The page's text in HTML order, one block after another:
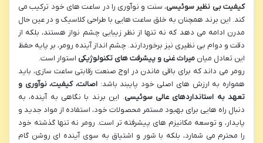
کیفیت بی نظیر سوئیسی، سنت و نوآوری را در ساعت های خود ترکیب می
کند. این برند همچنان به خلق ساعت هایی با طراحی کلاسیک و در عین حال
مدرن ادامه می دهد که نه تنها از نظر زیبایی چشم نواز هستند، بلکه از
دقت و دوام بی نظیری نیز برخوردارند. چشم انداز آینده رومر، بر پایه حفظ
این تعادل میان میراث غنی و پیشرفت های تکنولوژیکی استوار است.
رومر می داند که برای باقی ماندن در اوج صنعت رقابتی ساعت سازی، باید
همواره به ارزش های اصلی خود پایبند باشد:اصالت، کیفیت، نوآوری و
تعهد به استانداردهای عالی سوئیسی. این برند با نگاهی به آینده، به
دنبال راه هایی برای بهبود مستمر محصولات خود، استفاده از مواد جدید و
پایدار، و توسعه مکانیزم های پیشرفته تر است. رومر نه تنها گذشته خود
را محترم می شمارد، بلکه با شور و اشتیاق به سوی آینده ای روشن گام